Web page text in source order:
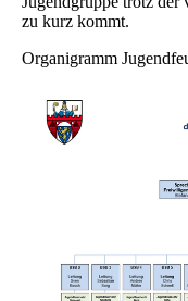
zu kurz kommt.
Organigramm